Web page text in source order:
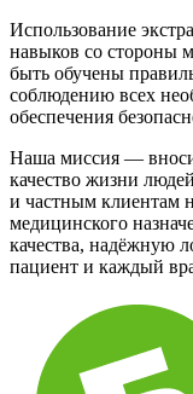
Использование
навыков со стороны
быть обучены
соблюдению всех
обеспечения
Наша миссия —
качество жизни
и частным клиентам
медицинского
качества, надёжную
пациент и каждый